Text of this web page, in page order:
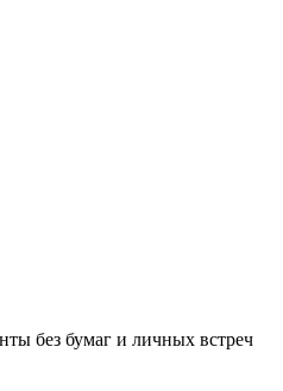
без бумаг и личных встреч